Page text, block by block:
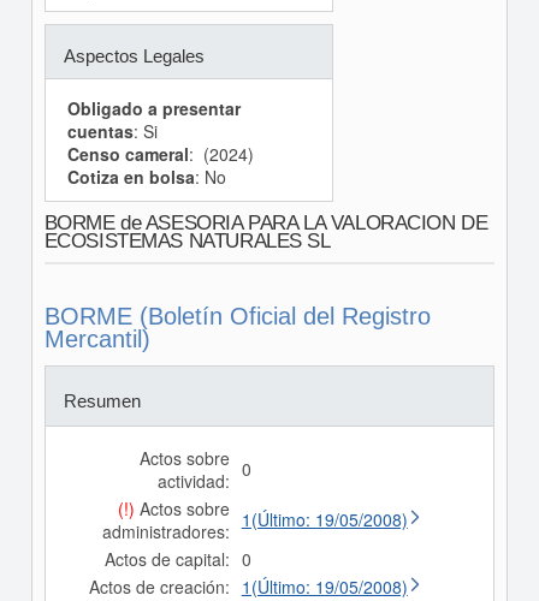
Aspectos Legales
Obligado a presentar
cuentas: Si
Censo cameral: (2024)
Cotiza en bolsa: No
BORME de ASESORIA PARA LA VALORACION DE
ECOSISTEMAS NATURALES SL
BORME (Boletín Oficial del Registro
Mercantil)
Resumen
Actos sobre
actividad: 0
(!) Actos sobre
administradores: 1(Último: 19/05/2008)
Actos de capital: 0
Actos de creación: 1(Último: 19/05/2008)